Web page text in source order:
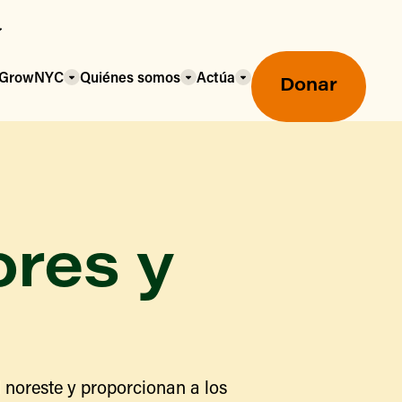
Uso de SNAP y beneficios
Quiénes somos Actúa Donar
y
y proporcionan a los